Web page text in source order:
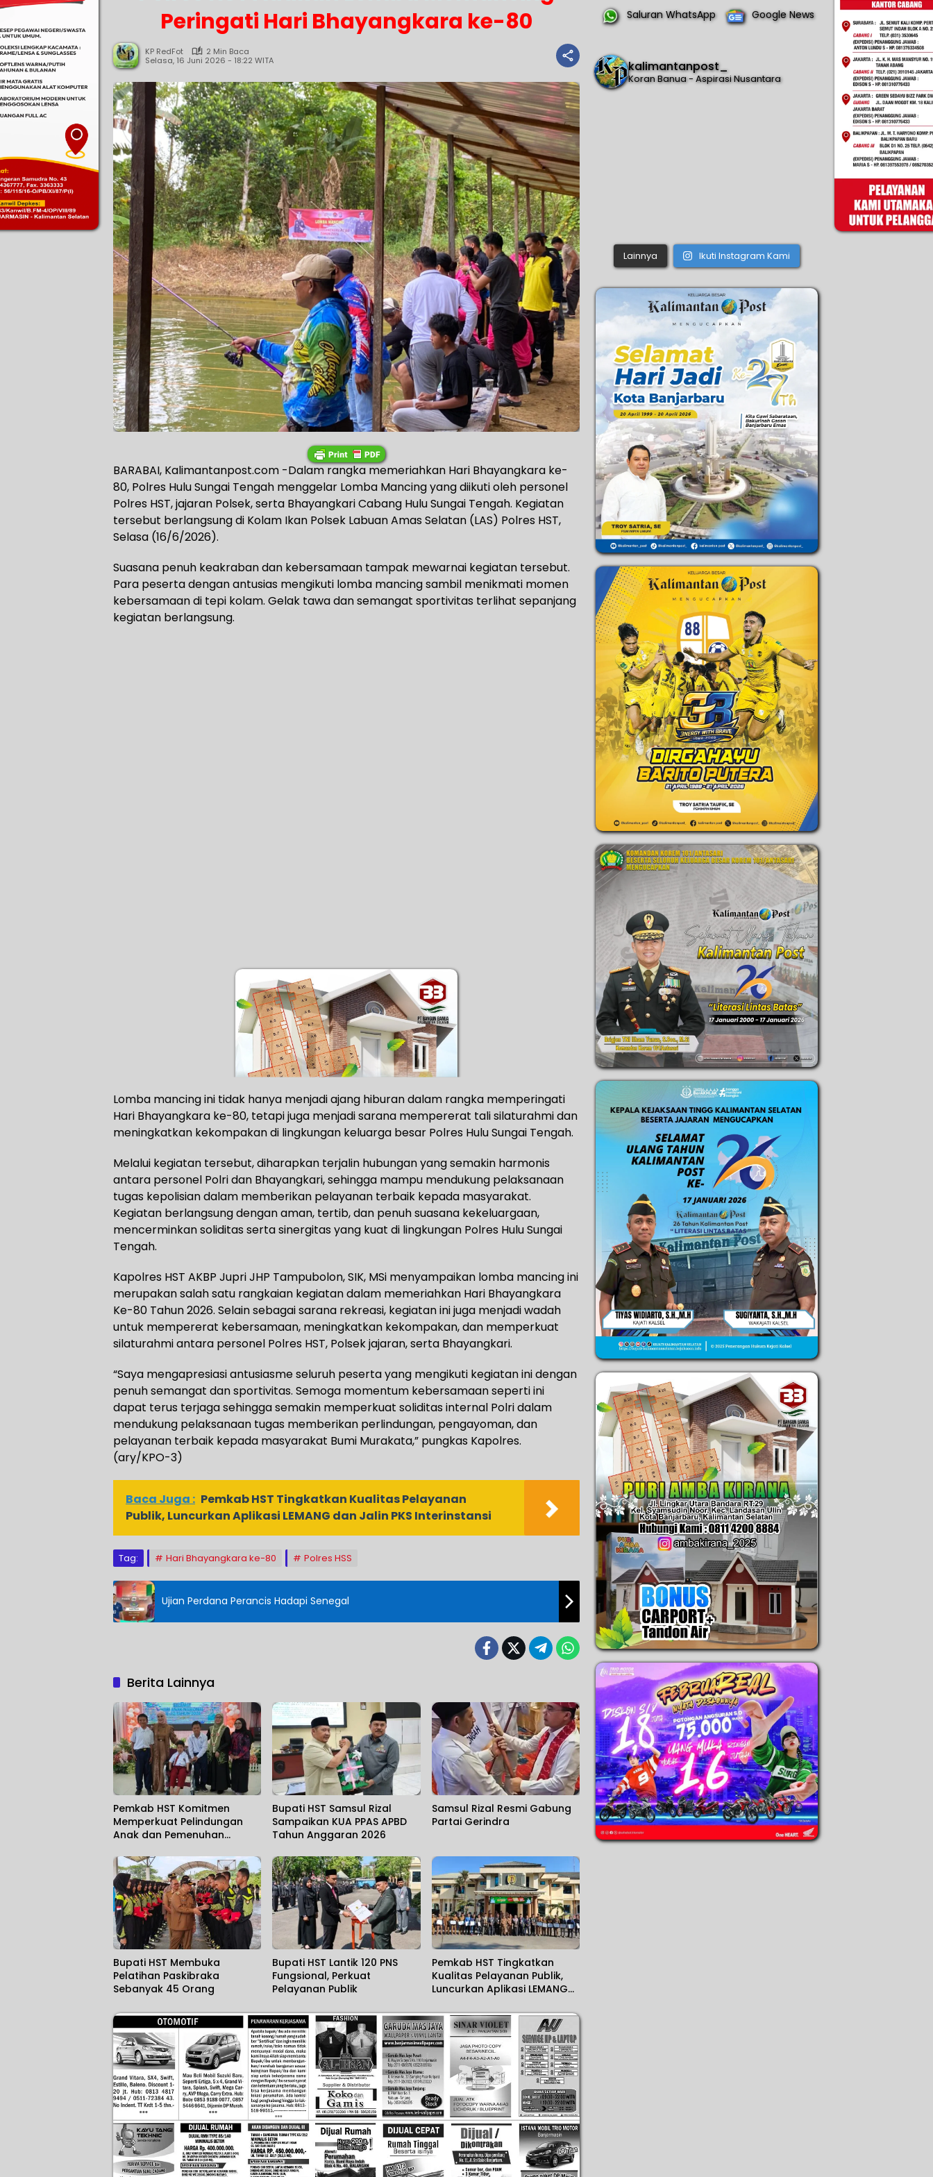
Peringati Hari Bhayangkara ke-80
KP RedFot
2 Min Baca
Selasa, 16 Juni 2026 - 18:22 WITA
BARABAI, Kalimantanpost.com -Dalam rangka memeriahkan Hari Bhayangkara ke-
80, Polres Hulu Sungai Tengah menggelar Lomba Mancing yang diikuti oleh personel
Polres HST, jajaran Polsek, serta Bhayangkari Cabang Hulu Sungai Tengah. Kegiatan
tersebut berlangsung di Kolam Ikan Polsek Labuan Amas Selatan (LAS) Polres HST,
Selasa (16/6/2026).
Suasana penuh keakraban dan kebersamaan tampak mewarnai kegiatan tersebut.
Para peserta dengan antusias mengikuti lomba mancing sambil menikmati momen
kebersamaan di tepi kolam. Gelak tawa dan semangat sportivitas terlihat sepanjang
kegiatan berlangsung.
Lomba mancing ini tidak hanya menjadi ajang hiburan dalam rangka memperingati
Hari Bhayangkara ke-80, tetapi juga menjadi sarana mempererat tali silaturahmi dan
meningkatkan kekompakan di lingkungan keluarga besar Polres Hulu Sungai Tengah.
Melalui kegiatan tersebut, diharapkan terjalin hubungan yang semakin harmonis
antara personel Polri dan Bhayangkari, sehingga mampu mendukung pelaksanaan
tugas kepolisian dalam memberikan pelayanan terbaik kepada masyarakat.
Kegiatan berlangsung dengan aman, tertib, dan penuh suasana kekeluargaan,
mencerminkan soliditas serta sinergitas yang kuat di lingkungan Polres Hulu Sungai
Tengah.
Kapolres HST AKBP Jupri JHP Tampubolon, SIK, MSi menyampaikan lomba mancing ini
merupakan salah satu rangkaian kegiatan dalam memeriahkan Hari Bhayangkara
Ke-80 Tahun 2026. Selain sebagai sarana rekreasi, kegiatan ini juga menjadi wadah
untuk mempererat kebersamaan, meningkatkan kekompakan, dan memperkuat
silaturahmi antara personel Polres HST, Polsek jajaran, serta Bhayangkari.
“Saya mengapresiasi antusiasme seluruh peserta yang mengikuti kegiatan ini dengan
penuh semangat dan sportivitas. Semoga momentum kebersamaan seperti ini
dapat terus terjaga sehingga semakin memperkuat soliditas internal Polri dalam
mendukung pelaksanaan tugas memberikan perlindungan, pengayoman, dan
pelayanan terbaik kepada masyarakat Bumi Murakata,” pungkas Kapolres.
(ary/KPO-3)
Baca Juga : Pemkab HST Tingkatkan Kualitas Pelayanan
Publik, Luncurkan Aplikasi LEMANG dan Jalin PKS Interinstansi
Tag: Hari Bhayangkara ke-80 Polres HSS
Ujian Perdana Perancis Hadapi Senegal
Berita Lainnya
Pemkab HST Komitmen
Memperkuat Pelindungan
Anak dan Pemenuhan
Bupati HST Samsul Rizal
Sampaikan KUA PPAS APBD
Tahun Anggaran 2026
Samsul Rizal Resmi Gabung
Partai Gerindra
Bupati HST Membuka
Pelatihan Paskibraka
Sebanyak 45 Orang
Bupati HST Lantik 120 PNS
Fungsional, Perkuat
Pelayanan Publik
Pemkab HST Tingkatkan
Kualitas Pelayanan Publik,
Luncurkan Aplikasi LEMANG
Saluran WhatsApp Google News
kalimantanpost_
Koran Banua - Aspirasi Nusantara
Lainnya Ikuti Instagram Kami